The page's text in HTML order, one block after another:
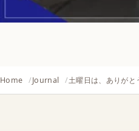
Home Journal 土曜日は、ありが